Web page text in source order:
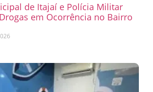
de Itajaí e Polícia Militar
em Ocorrência no Bairro